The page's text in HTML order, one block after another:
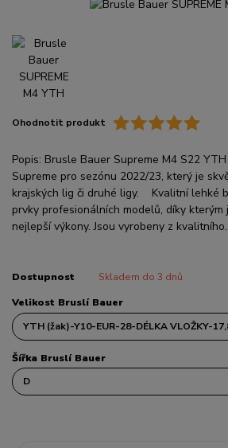
Ohodnotit produkt
Popis: Brusle Bauer Supreme M4 S22
Supreme pro sezónu 2022/23, který je
krajských lig či druhé ligy. Kvalitní lehké
prvky profesionálních modelů, díky
nejlepší výkony. Jsou vyrobeny z
Dostupnost Skladem do 3 dnů
Velikost Bruslí Bauer
Šířka Bruslí Bauer